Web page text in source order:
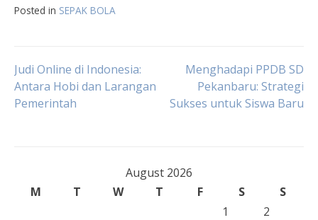
Posted in SEPAK BOLA
Post
navigation
Judi Online di Indonesia:
Antara Hobi dan Larangan
Pemerintah
Menghadapi PPDB SD
Pekanbaru: Strategi
Sukses untuk Siswa Baru
August 2026
M
T W T F S
S
1
2